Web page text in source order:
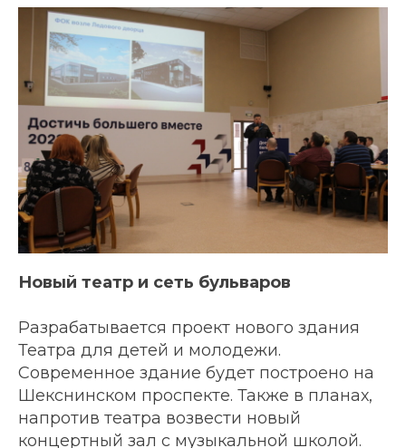
Новый театр и сеть бульваров
Разрабатывается проект нового здания
Театра для детей и молодежи.
Современное здание будет построено на
Шекснинском проспекте. Также в планах,
напротив театра возвести новый
концертный зал с музыкальной школой.